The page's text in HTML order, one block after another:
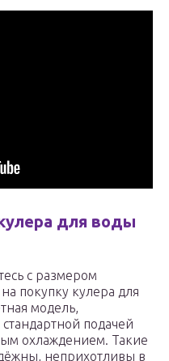
для воды
с размером
покупку кулера для
модель,
подачей
охлаждением. Такие
неприхотливы в